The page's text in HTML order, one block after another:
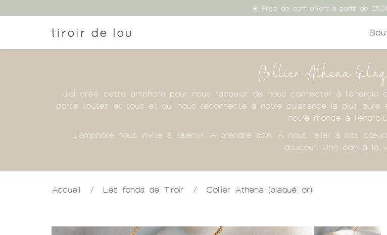
☀️ Frais de port offert à partir de
Collier Athena
J'ai créé cette amphore pour nous rappeler de nous connecter à
porte toutes et tous et qui nous reconnecte à notre puissance la plus pure
notre monde à l'endroit.
L'amphore nous invite à ralentir. A prendre soin. À nous relier à nos
douceur. Une ôde à la
Accueil / Les fonds de Tiroir / Collier Athena (plaqué or)